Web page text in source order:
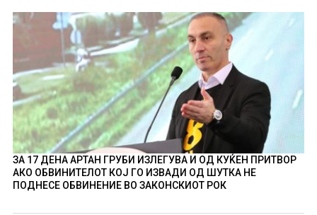
ЗА 17 ДЕНА АРТАН ГРУБИ ИЗЛЕГУВА И ОД КУЌЕН ПРИТВОР
АКО ОБВИНИТЕЛОТ КОЈ ГО ИЗВАДИ ОД ШУТКА НЕ
ПОДНЕСЕ ОБВИНЕНИЕ ВО ЗАКОНСКИОТ РОК